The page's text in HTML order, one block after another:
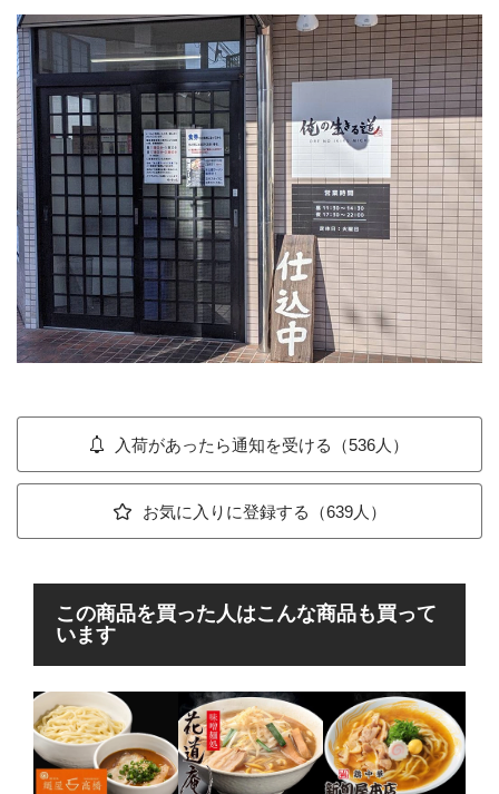
入荷があったら通知を受ける（536人）
お気に入りに登録する（639人）
この商品を買った人はこんな商品も買って
います